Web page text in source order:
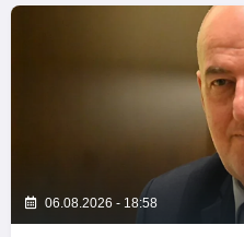
06.08.2026 - 18:58